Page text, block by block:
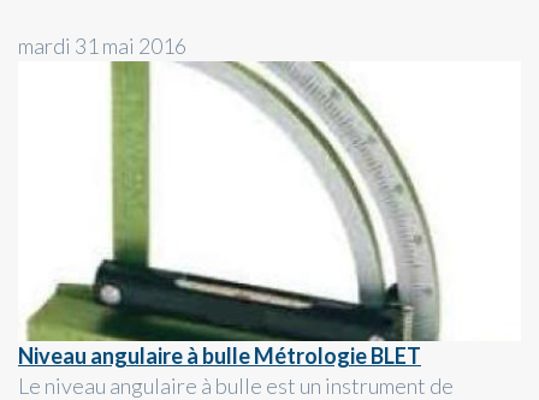
mardi 31 mai 2016
Niveau angulaire à bulle Métrologie BLET
Le niveau angulaire à bulle est un instrument de